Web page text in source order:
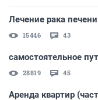
Лечение рака
15446 43
самостоятельное
28819 45
Аренда квартир